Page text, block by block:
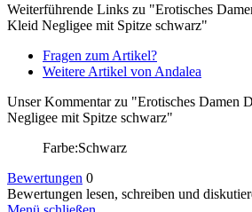
Weiterführende Links zu "Erotisches
Kleid Negligee mit Spitze schwarz"
Fragen zum Artikel?
Weitere Artikel von Andalea
Unser Kommentar zu "Erotisches Damen
Negligee mit Spitze schwarz"
Farbe:Schwarz
Bewertungen 0
Bewertungen lesen, schreiben und